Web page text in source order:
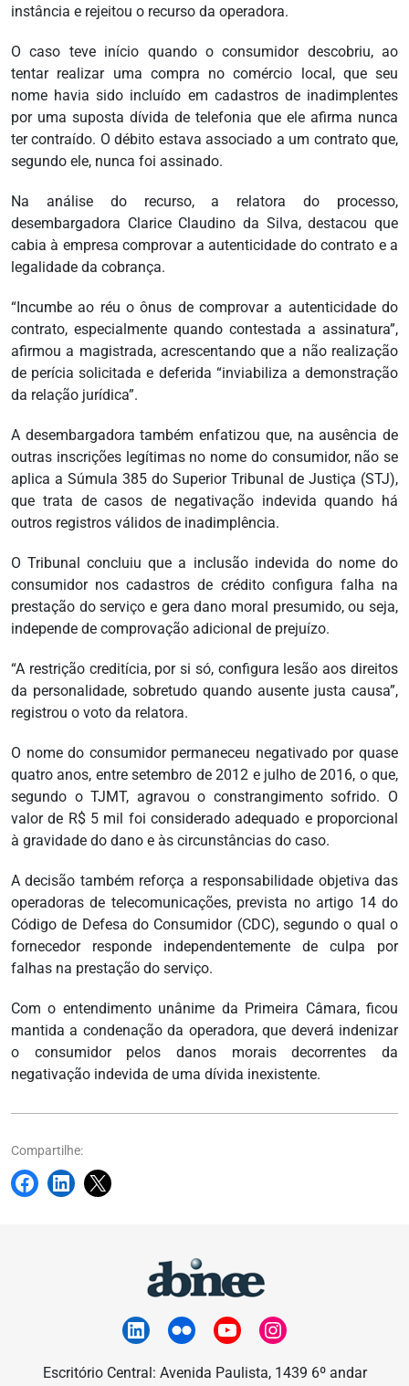
instância e rejeitou o recurso da operadora.
O caso teve início quando o consumidor descobriu, ao
tentar realizar uma compra no comércio local, que seu
nome havia sido incluído em cadastros de inadimplentes
por uma suposta dívida de telefonia que ele afirma nunca
ter contraído. O débito estava associado a um contrato que,
segundo ele, nunca foi assinado.
Na análise do recurso, a relatora do processo,
desembargadora Clarice Claudino da Silva, destacou que
cabia à empresa comprovar a autenticidade do contrato e a
legalidade da cobrança.
“Incumbe ao réu o ônus de comprovar a autenticidade do
contrato, especialmente quando contestada a assinatura”,
afirmou a magistrada, acrescentando que a não realização
de perícia solicitada e deferida “inviabiliza a demonstração
da relação jurídica”.
A desembargadora também enfatizou que, na ausência de
outras inscrições legítimas no nome do consumidor, não se
aplica a Súmula 385 do Superior Tribunal de Justiça (STJ),
que trata de casos de negativação indevida quando há
outros registros válidos de inadimplência.
O Tribunal concluiu que a inclusão indevida do nome do
consumidor nos cadastros de crédito configura falha na
prestação do serviço e gera dano moral presumido, ou seja,
independe de comprovação adicional de prejuízo.
“A restrição creditícia, por si só, configura lesão aos direitos
da personalidade, sobretudo quando ausente justa causa”,
registrou o voto da relatora.
O nome do consumidor permaneceu negativado por quase
quatro anos, entre setembro de 2012 e julho de 2016, o que,
segundo o TJMT, agravou o constrangimento sofrido. O
valor de R$ 5 mil foi considerado adequado e proporcional
à gravidade do dano e às circunstâncias do caso.
A decisão também reforça a responsabilidade objetiva das
operadoras de telecomunicações, prevista no artigo 14 do
Código de Defesa do Consumidor (CDC), segundo o qual o
fornecedor responde independentemente de culpa por
falhas na prestação do serviço.
Com o entendimento unânime da Primeira Câmara, ficou
mantida a condenação da operadora, que deverá indenizar
o consumidor pelos danos morais decorrentes da
negativação indevida de uma dívida inexistente.
Compartilhe:
Escritório Central: Avenida Paulista, 1439 6º andar